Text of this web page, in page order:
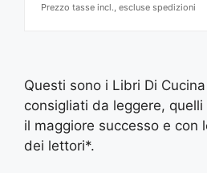
Prezzo tasse incl., escluse spedizioni
Questi sono i Libri Di
consigliati da leggere,
il maggiore successo e con
dei lettori*.